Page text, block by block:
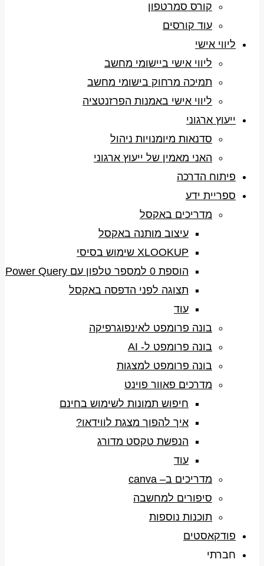
קורס סמרטפון
עוד קורסים
ליווי אישי
ליווי אישי ביישומי מחשב
תמיכה מרחוק בישומי מחשב
ליווי אישי באמנות הפרזנטציה
ייעוץ ארגוני
סדנאות מיומנויות ניהול
האני מאמין של ייעוץ ארגוני
פיתוח הדרכה
ספריית ידע
מדריכים באקסל
עיצוב מותנה באקסל
XLOOKUP שימוש בסיסי
הוספת 0 למספר טלפון עם Power Query
תצוגה לפני הדפסה באקסל
עוד
בונה פרומפט לאינפוגרפיקה
בונה פרומפט ל- AI
בונה פרומפט למצגות
מדרכים פאוור פוינט
חיפוש תמונות לשימוש בחינם
איך להפוך מצגת לווידאו?
הנפשת טקסט מדורג
עוד
מדריכים ב– canva
סיפורים למחשבה
תוכנות נוספות
פודקאסטים
חברתי